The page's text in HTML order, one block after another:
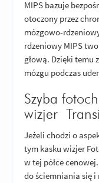
MIPS bazuje
otoczony przez
mózgowo-
rdzeniowy MIPS
głową. Dzięki temu
mózgu podczas
Szyba
wizjer
Jeżeli chodzi o
tym kasku wizjer
w tej półce
do ściemniania się i